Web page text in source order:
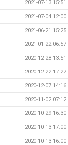
2021-07-13 15:51
2021-07-04 12:00
2021-06-21 15:25
2021-01-22 06:57
2020-12-28 13:51
2020-12-22 17:27
2020-12-07 14:16
2020-11-02 07:12
2020-10-29 16:30
2020-10-13 17:00
2020-10-13 16:00